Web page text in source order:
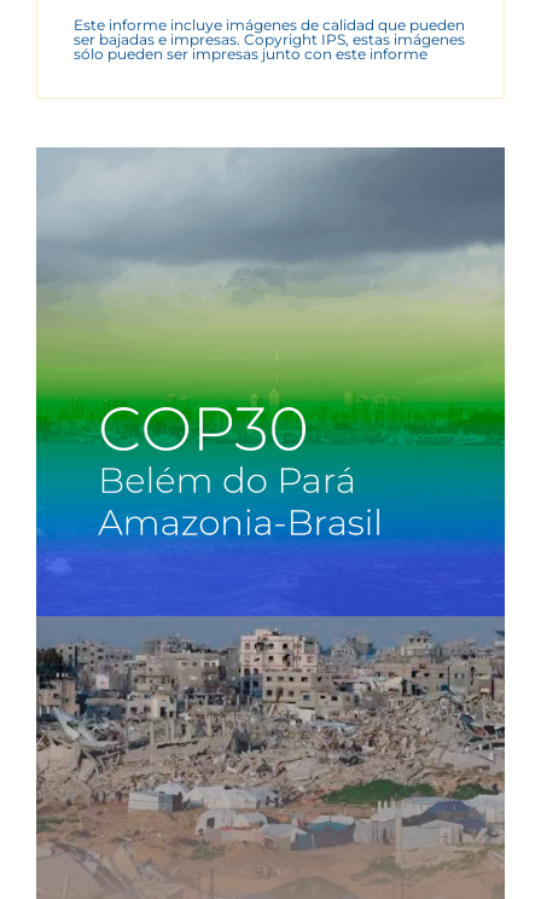
Este informe incluye imágenes de calidad que pueden
ser bajadas e impresas. Copyright IPS, estas imágenes
sólo pueden ser impresas junto con este informe